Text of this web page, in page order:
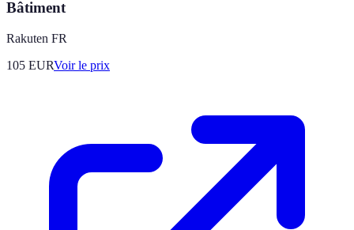
Bâtiment
Rakuten FR
105 EURVoir le prix